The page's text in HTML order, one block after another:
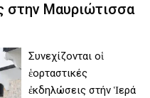
στην Μαυριώτισσα
Συνεχίζονται οἱ
ἑορταστικές
ἐκδηλώσεις στήν Ἱερά